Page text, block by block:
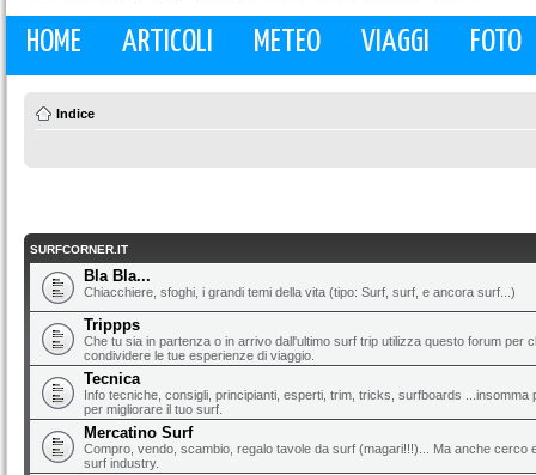
HOME ARTICOLI METEO VIAGGI FOTO
Indice
SURFCORNER.IT
Bla Bla...
Chiacchiere, sfoghi, i grandi temi della vita (tipo: Surf, surf, e ancora surf...)
Trippps
Che tu sia in partenza o in arrivo dall'ultimo surf trip utilizza questo forum per
condividere le tue esperienze di viaggio.
Tecnica
Info tecniche, consigli, principianti, esperti, trim, tricks, surfboards ...insomma
per migliorare il tuo surf.
Mercatino Surf
Compro, vendo, scambio, regalo tavole da surf (magari!!!)... Ma anche cerco
surf industry.